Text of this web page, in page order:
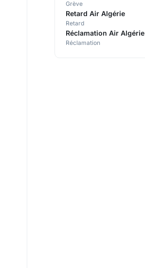
Grève
Retard Air Algérie
Retard
Réclamation Air Algérie
Réclamation